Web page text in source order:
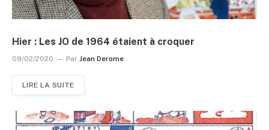
Hier : Les JO de 1964 étaient à croquer
09/02/2020 Par Jean Derome
LIRE LA SUITE